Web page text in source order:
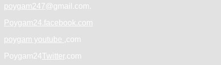
poygam247@gmail.com.
Poygam24.facebook.com
poygam youtube ,com
Poygam24Twitter.com